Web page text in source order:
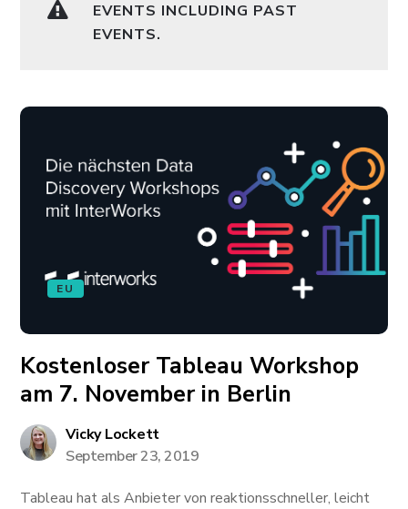
EVENTS INCLUDING PAST
EVENTS.
EU
Kostenloser Tableau Workshop
am 7. November in Berlin
Vicky Lockett
September 23, 2019
Tableau hat als Anbieter von reaktionsschneller, leicht